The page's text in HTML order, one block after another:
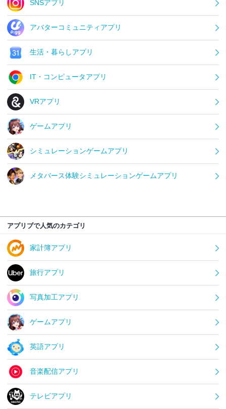
SNSアプリ
アバターコミュニティアプリ
生活・暮らしアプリ
IT・コンピュータアプリ
VRアプリ
ゲームアプリ
シミュレーションゲームアプリ
メタバース体験シミュレーションゲームアプリ
アプリブで人気のカテゴリ
家計簿アプリ
旅行アプリ
写真加工アプリ
ゲームアプリ
英語アプリ
音楽配信アプリ
テレビアプリ